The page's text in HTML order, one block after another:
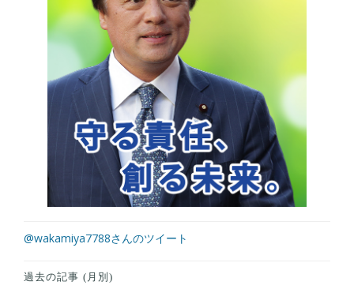
@wakamiya7788さんのツイート
過去の記事 (月別)